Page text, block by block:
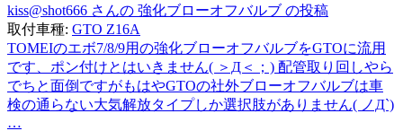
kiss@shot666 さんの 強化ブローオフバルブ の投稿
取付車種: GTO Z16A
TOMEIのエボ7/8/9用の強化ブローオフバルブをGTOに流用
です、ポン付けとはいきません( ＞Д＜；) 配管取り回しやら
でちと面倒ですがもはやGTOの社外ブローオフバルブは車
検の通らない大気解放タイプしか選択肢がありません( ノД`)
…